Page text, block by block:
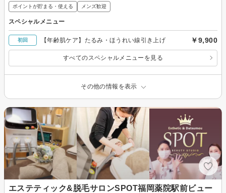
ポイントが貯まる・使える メンズ歓迎
スペシャルメニュー
初回 【年齢肌ケア】たるみ・ほうれい線引き上げ ￥9,900
すべてのスペシャルメニューを見る
その他の情報を表示
エステティック&脱毛サロンSPOT福岡薬院駅前ビュー